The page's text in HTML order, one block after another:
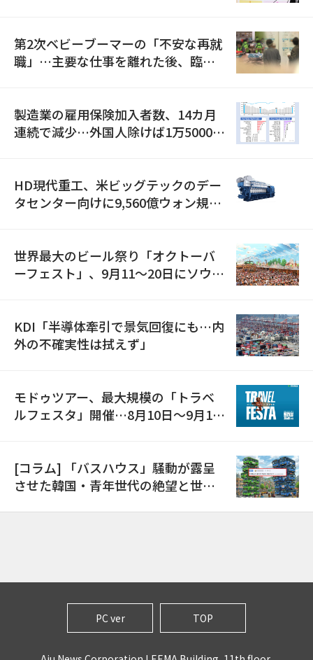
第2次ベビーブーマーの「不安な再就
職」…主要な仕事を離れた後、臨時
製造業の雇用保険加入者数、14カ月
連続で減少…外国人除けば1万5000人
HD現代重工、米ビッグテックのデー
タセンター向けに9,560億ウォン規模
世界最大のビール祭り「オクトーバ
ーフェスト」、9月11〜20日にソウル
KDI「半導体牽引で景気回復にも…内
外の不確実性は拭えず」
モドゥツアー、最大規模の「トラベ
ルフェスタ」開催…8月10日～9月11
[コラム] 「バスハウス」騒動が露呈
させた韓国・青年世代の絶望と世代
PC ver TOP